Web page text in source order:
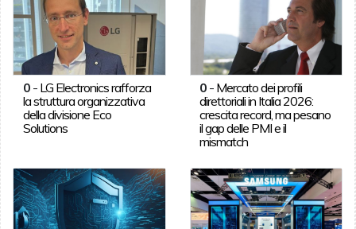
0- LG Electronics rafforza
la struttura organizzativa
della divisione Eco
Solutions
0 - Mercato dei profili
direttoriali in Italia 2026:
crescita record, ma pesano
il gap delle PMI e il
mismatch